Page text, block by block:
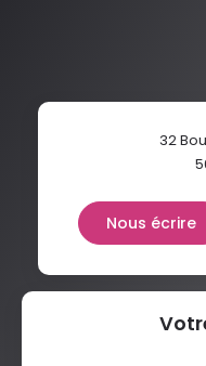
RÉSULTATS DES LYCÉES
RESTAURANTS ET CAFÉS
32
Nous écrire